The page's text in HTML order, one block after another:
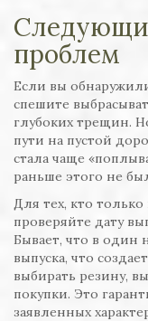
проблем
Если вы
спешите
глубоких трещин.
пути на пустой
стала чаще
раньше этого не
Для тех, кто только
проверяйте дату
Бывает, что в один
выпуска, что
выбирать резину,
покупки. Это
заявленных